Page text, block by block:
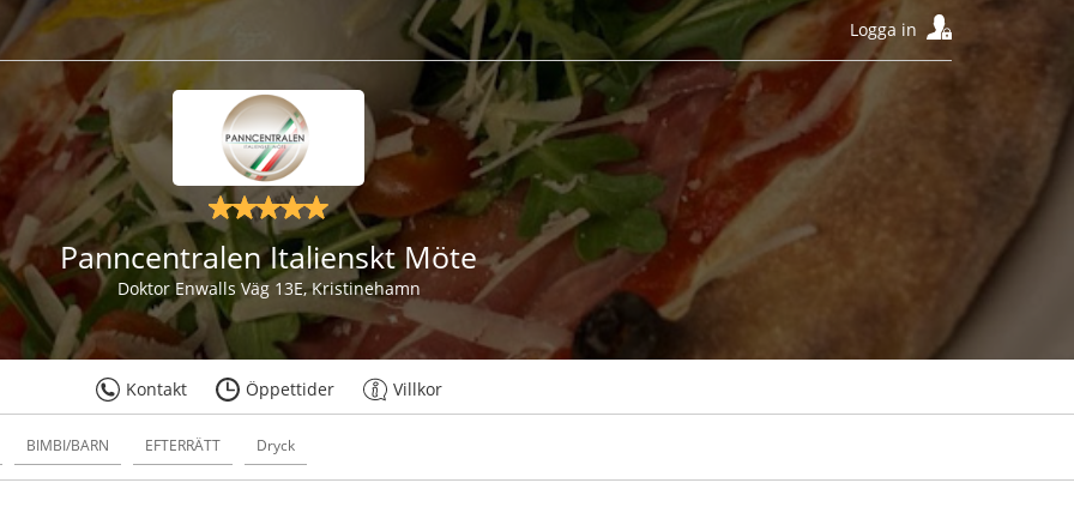
Logga in
Panncentralen Italienskt Möte
Doktor Enwalls Väg 13E, Kristinehamn
Kontakt Öppettider Villkor
BIMBI/BARN EFTERRÄTT Dryck